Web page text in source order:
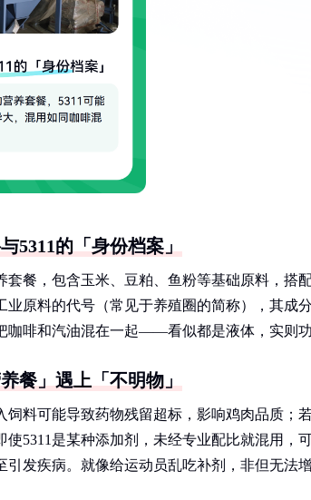
5311的「身份档案」
套餐，包含玉米、豆粕、鱼粉等基础原料，搭
业原料的代号（常见于养殖圈的简称），其成
咖啡和汽油混在一起——看似都是液体，实则功
餐」遇上「不明物」
饲料可能导致药物残留超标，影响鸡肉品质；
使5311是某种添加剂，未经专业配比就混用，
发疾病。就像给运动员乱吃补剂，非但无法